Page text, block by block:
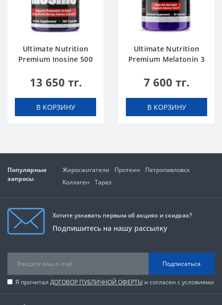
Ultimate Nutrition
Premium Inosine 500
13 650 тг.
В КОРЗИНУ
Ultimate Nutrition
Premium Melatonin 3
7 600 тг.
В КОРЗИНУ
Популярные
запросы
Жиросжигатели Протеин
Петропавловск
Коллаген
Тараз
Хотите узнавать первым об акциях и скидках?
Подпишитесь на нашу рассылку
Подписаться
Я прочитал ДОГОВОР ПУБЛИЧНОЙ ОФЕРТЫ и согласен с условиями